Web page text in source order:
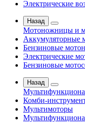
Электрические
Назад
Мотоножницы и
Аккумуляторные
Бензиновые
Электрические
Бензиновые
Назад
Комби-
Мультимоторы